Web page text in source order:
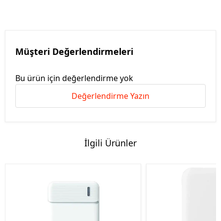
Müşteri Değerlendirmeleri
Bu ürün için değerlendirme yok
Değerlendirme Yazın
İlgili Ürünler